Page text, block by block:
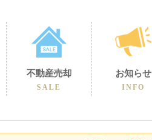
不動産売却
SALE
お知らせ
INFO